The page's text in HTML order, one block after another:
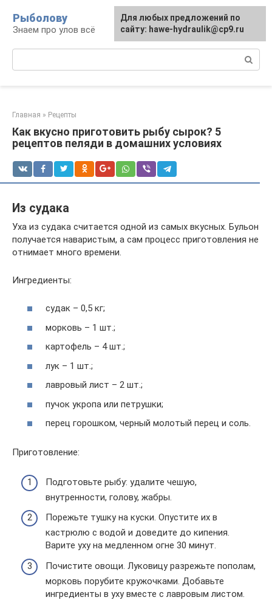
контенту
Рыболову
Знаем про улов всё
Главная » Рецепты
Как вкусно приготовить рыбу сырок? 5
рецептов пеляди в домашних условиях
Из судака
Уха из судака считается одной из самых вкусных. Бульон
получается наваристым, а сам процесс приготовления не
отнимает много времени.
Ингредиенты:
судак – 0,5 кг;
морковь – 1 шт.;
картофель – 4 шт.;
лук – 1 шт.;
лавровый лист – 2 шт.;
пучок укропа или петрушки;
перец горошком, черный молотый перец и соль.
Приготовление:
Подготовьте рыбу: удалите чешую,
внутренности, голову, жабры.
Порежьте тушку на куски. Опустите их в
кастрюлю с водой и доведите до кипения.
Варите уху на медленном огне 30 минут.
Почистите овощи. Луковицу разрежьте пополам,
морковь порубите кружочками. Добавьте
ингредиенты в уху вместе с лавровым листом.
Для любых предложений по
сайту: hawe-hydraulik@cp9.ru